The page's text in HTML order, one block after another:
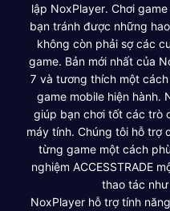
lập NoxPlayer. Chơi
bạn tránh được những
không còn phải sợ các
game. Bản mới nhất của
7 và tương thích một
game mobile hiện hành.
giúp bạn chơi tốt các trò
máy tính. Chúng tôi hỗ trợ
từng game một cách
nghiệm ACCESSTRADE
thao tác
NoxPlayer hỗ trợ tính